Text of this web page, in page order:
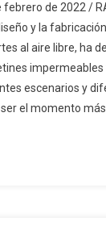
febrero de 2022 /
y la
al aire libre, ha
escenarios y
el momento más